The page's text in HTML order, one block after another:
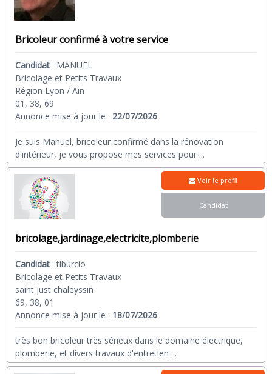
Bricoleur confirmé à votre service
Candidat : MANUEL
Bricolage et Petits Travaux
Région Lyon / Ain
01, 38, 69
Annonce mise à jour le : 22/07/2026
Je suis Manuel, bricoleur confirmé dans la rénovation
d'intérieur, je vous propose mes services pour ...
bricolage,jardinage,electricite,plomberie
Candidat :tiburcio
Bricolage et Petits Travaux
saint just chaleyssin
69, 38, 01
Annonce mise à jour le : 18/07/2026
très bon bricoleur très sérieux dans le domaine électrique,
plomberie, et divers travaux d'entretien ...
Voir le profil
Candidat